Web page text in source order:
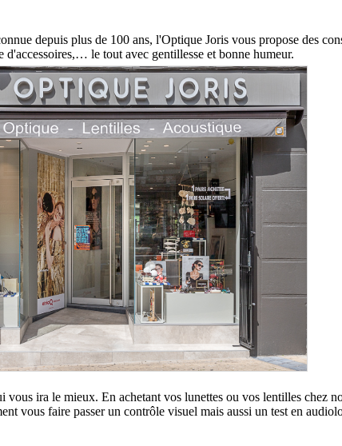
depuis plus de 100 ans, l'Optique Joris vous propose des
le tout avec gentillesse et bonne humeur.
ira le mieux. En achetant vos lunettes ou vos lentilles chez
vous faire passer un contrôle visuel mais aussi un test en